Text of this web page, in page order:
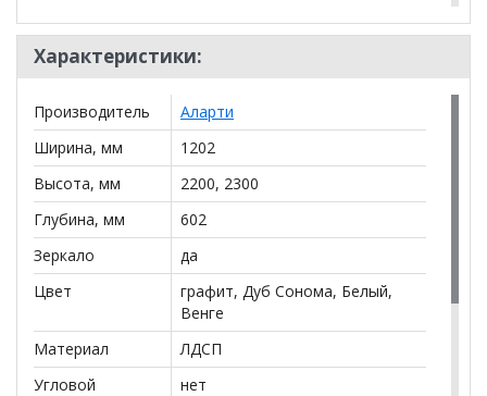
Цвета ЛДСП: белый, венге, графит, дуб
сонома, ясень анкор светлый
Другие цвета обсуждаются с менеджером.
*Дополнительную информацию о том, как купить
Шкаф-купе Белла B-220/230х120х60-2 (D9+D10)
уточняйте у нашего менеджера по телефону
+79292022735
**Цены на официальном сайте
действительны только для интернет-магазина
могут отличаться от цен в розничных магазинах-
Характеристики:
Производитель
Аларти
Ширина, мм
1202
Высота, мм
2200, 2300
Глубина, мм
602
Зеркало
да
Цвет
графит, Дуб Сонома, Белый,
Венге
Материал
ЛДСП
Угловой
нет